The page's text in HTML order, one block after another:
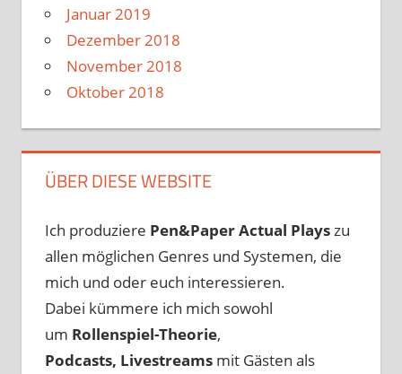
Januar 2019
Dezember 2018
November 2018
Oktober 2018
ÜBER DIESE WEBSITE
Ich produziere Pen&PaperActual Playszu
allen möglichen Genres und Systemen, die
mich und oder euch interessieren.
Dabei kümmere ich mich sowohl
um Rollenspiel-Theorie,
Podcasts, Livestreams mit Gästen als